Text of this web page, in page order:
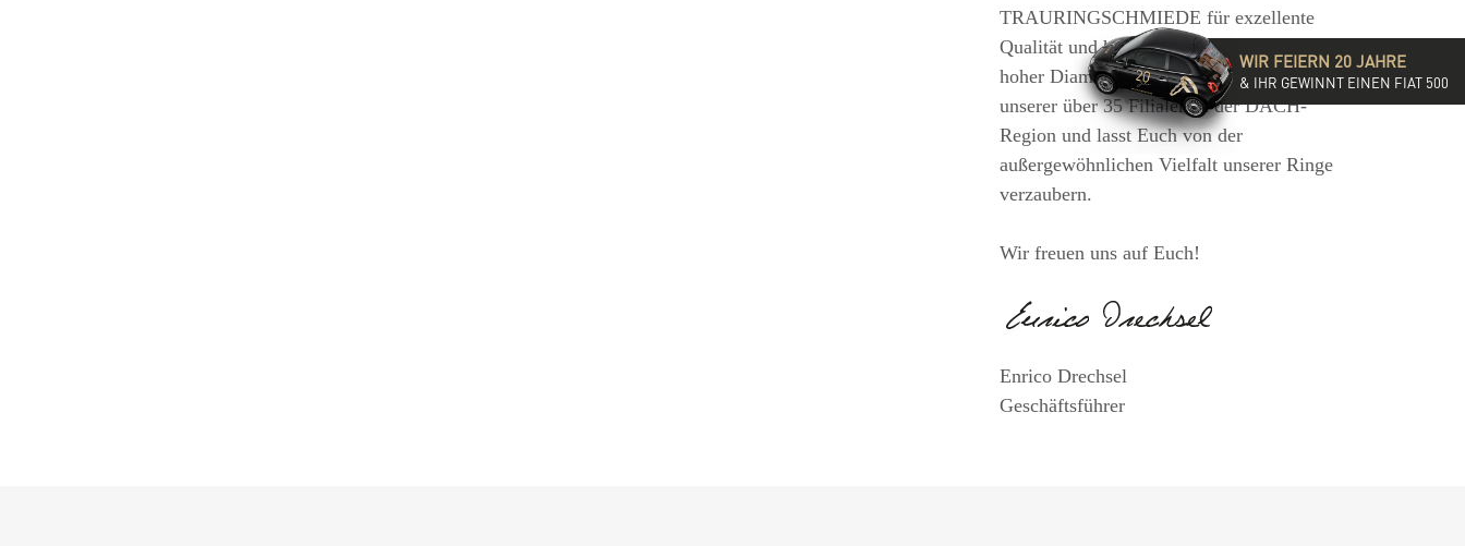
TRAURINGSCHMIEDE für exzellente
Qualität und hochwertige Beratung mit
hoher Diamantkompetenz. Besucht eine
unserer über 35 Filialen in der DACH-
Region und lasst Euch von der
außergewöhnlichen Vielfalt unserer Ringe
verzaubern.
Wir freuen uns auf Euch!
Enrico Drechsel
Geschäftsführer
WIR FEIERN 20 JAHRE
& IHR GEWINNT EINEN FIAT 500